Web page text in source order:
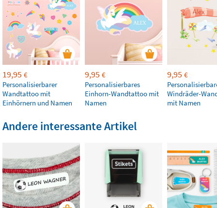
19,95 €
Personalisierbarer
Wandtattoo mit
Einhörnern und Namen
9,95 €
Personalisierbares
Einhorn-Wandtattoo mit
Namen
9,95 €
Windräder-
mit Namen
Andere interessante Artikel